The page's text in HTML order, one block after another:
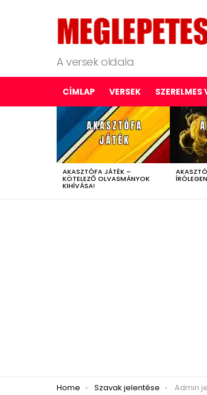
A versek oldala
CÍMLAP VERSEK SZERELMES
LATEST
STORIES
AKASZTÓFA JÁTÉK –
KÖTELEZŐ OLVASMÁNYOK
KIHÍVÁSA!
You are here:
Home Szavak jelentése Admin